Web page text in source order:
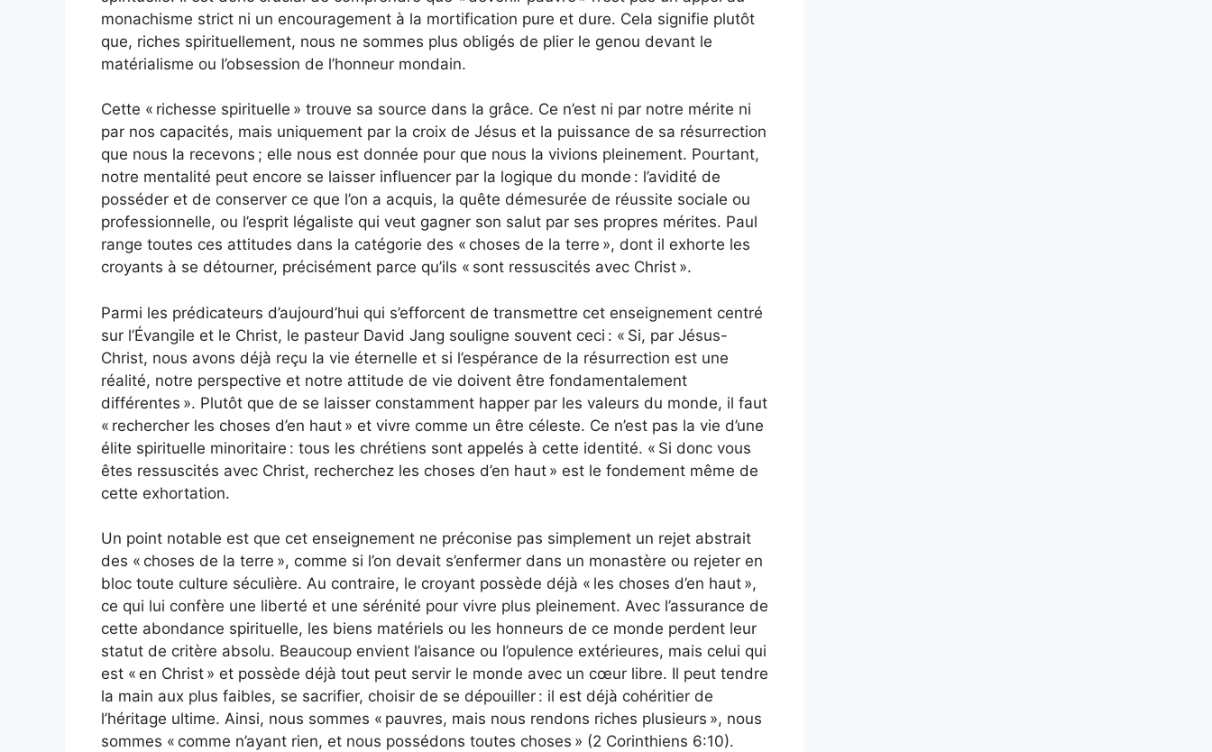
monachisme strict ni un encouragement à la mortification pure et dure. Cela signifie plutôt
que, riches spirituellement, nous ne sommes plus obligés de plier le genou devant le
matérialisme ou l’obsession de l’honneur mondain.
Cette « richesse spirituelle » trouve sa source dans la grâce. Ce n’est ni par notre mérite ni
par nos capacités, mais uniquement par la croix de Jésus et la puissance de sa résurrection
que nous la recevons ; elle nous est donnée pour que nous la vivions pleinement. Pourtant,
notre mentalité peut encore se laisser influencer par la logique du monde : l’avidité de
posséder et de conserver ce que l’on a acquis, la quête démesurée de réussite sociale ou
professionnelle, ou l’esprit légaliste qui veut gagner son salut par ses propres mérites. Paul
range toutes ces attitudes dans la catégorie des « choses de la terre », dont il exhorte les
croyants à se détourner, précisément parce qu’ils « sont ressuscités avec Christ ».
Parmi les prédicateurs d’aujourd’hui qui s’efforcent de transmettre cet enseignement centré
sur l’Évangile et le Christ, le pasteur David Jang souligne souvent ceci : « Si, par Jésus-
Christ, nous avons déjà reçu la vie éternelle et si l’espérance de la résurrection est une
réalité, notre perspective et notre attitude de vie doivent être fondamentalement
différentes ». Plutôt que de se laisser constamment happer par les valeurs du monde, il faut
« rechercher les choses d’en haut » et vivre comme un être céleste. Ce n’est pas la vie d’une
élite spirituelle minoritaire : tous les chrétiens sont appelés à cette identité. « Si donc vous
êtes ressuscités avec Christ, recherchez les choses d’en haut » est le fondement même de
cette exhortation.
Un point notable est que cet enseignement ne préconise pas simplement un rejet abstrait
des « choses de la terre », comme si l’on devait s’enfermer dans un monastère ou rejeter en
bloc toute culture séculière. Au contraire, le croyant possède déjà « les choses d’en haut »,
ce qui lui confère une liberté et une sérénité pour vivre plus pleinement. Avec l’assurance de
cette abondance spirituelle, les biens matériels ou les honneurs de ce monde perdent leur
statut de critère absolu. Beaucoup envient l’aisance ou l’opulence extérieures, mais celui qui
est « en Christ » et possède déjà tout peut servir le monde avec un cœur libre. Il peut tendre
la main aux plus faibles, se sacrifier, choisir de se dépouiller : il est déjà cohéritier de
l’héritage ultime. Ainsi, nous sommes « pauvres, mais nous rendons riches plusieurs », nous
sommes « comme n’ayant rien, et nous possédons toutes choses » (2 Corinthiens 6:10).